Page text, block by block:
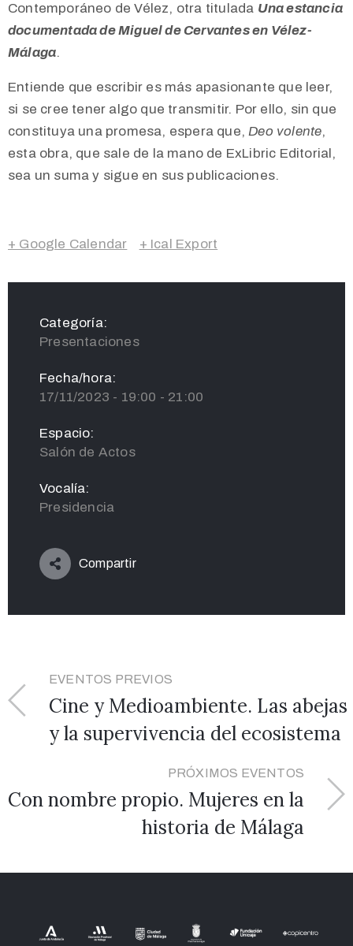
Contemporáneo de Vélez, otra titulada Una estancia
documentada de Miguel de Cervantes en Vélez-
Málaga.
Entiende que escribir es más apasionante que leer,
si se cree tener algo que transmitir. Por ello, sin que
constituya una promesa, espera que,Deo volente,
esta obra, que sale de la mano de ExLibric Editorial,
sea un suma y sigue en sus publicaciones.
+ Google Calendar + Ical Export
Categoría:
Presentaciones
Fecha/hora:
17/11/2023 - 19:00 - 21:00
Espacio:
Salón de Actos
Vocalía:
Presidencia
Compartir
EVENTOS PREVIOS
Cine y Medioambiente. Las abejas
y la supervivencia del ecosistema
PRÓXIMOS EVENTOS
Con nombre propio. Mujeres en la
historia de Málaga